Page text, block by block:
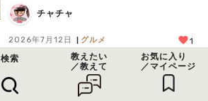
チャチャ
2026年7月12日 グルメ
1
検索
教えたい
／教えて
お気に入り
／マイページ